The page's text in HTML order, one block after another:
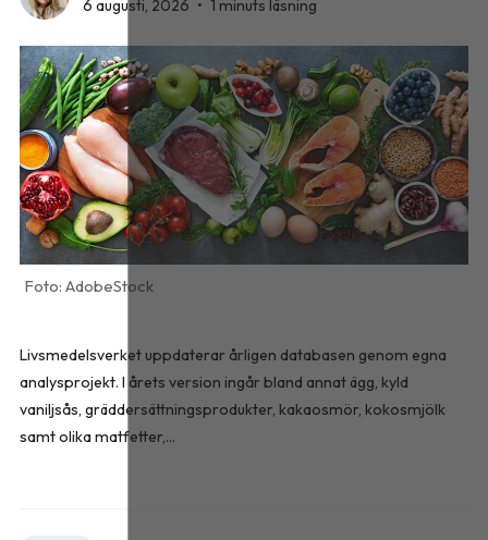
6 augusti, 2026 • 1 minuts läsning
AdobeStock
Livsmedelsverket uppdaterar årligen databasen genom egna
analysprojekt. I årets version ingår bland annat ägg, kyld
vaniljsås, gräddersättningsprodukter, kakaosmör, kokosmjölk
samt olika matfetter,...